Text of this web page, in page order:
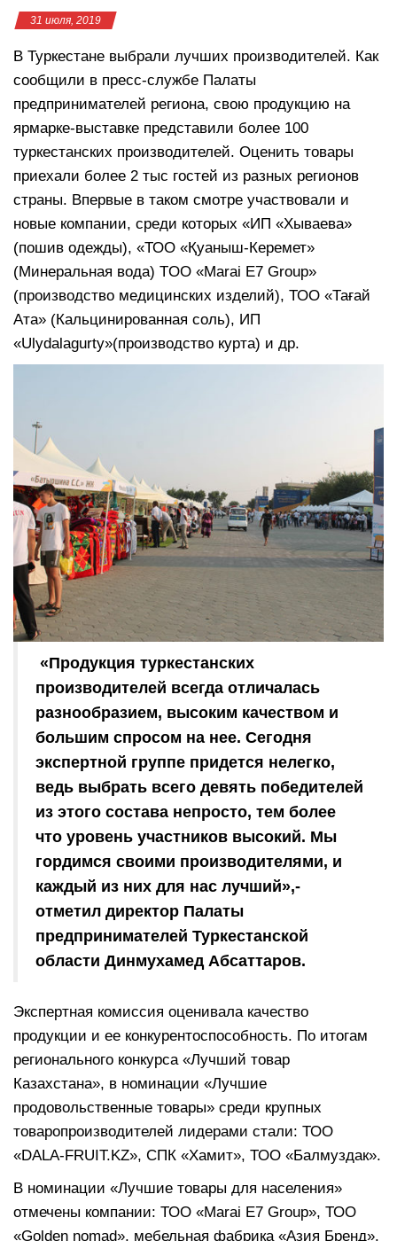
31 июля, 2019
В Туркестане выбрали лучших производителей. Как
сообщили в пресс-службе Палаты
предпринимателей региона, свою продукцию на
ярмарке-выставке представили более 100
туркестанских производителей. Оценить товары
приехали более 2 тыс гостей из разных регионов
страны. Впервые в таком смотре участвовали и
новые компании, среди которых «ИП «Хываева»
(пошив одежды), «ТОО «Қуаныш-Керемет»
(Минеральная вода) TOO «Marai E7 Group»
(производство медицинских изделий), ТОО «Тағай
Ата» (Кальцинированная соль), ИП
«Ulydalagurty»(производство курта) и др.
«Продукция туркестанских
производителей всегда отличалась
разнообразием, высоким качеством и
большим спросом на нее. Сегодня
экспертной группе придется нелегко,
ведь выбрать всего девять победителей
из этого состава непросто, тем более
что уровень участников высокий. Мы
гордимся своими производителями, и
каждый из них для нас лучший»,-
отметил директор Палаты
предпринимателей Туркестанской
области Динмухамед Абсаттаров.
Экспертная комиссия оценивала качество
продукции и ее конкурентоспособность. По итогам
регионального конкурса «Лучший товар
Казахстана», в номинации «Лучшие
продовольственные товары» среди крупных
товаропроизводителей лидерами стали: ТОО
«DALA-FRUIT.KZ», СПК «Хамит», ТОО «Балмуздак».
В номинации «Лучшие товары для населения»
отмечены компании: ТОО «Marai E7 Group», ТОО
«Golden nomad», мебельная фабрика «Азия Бренд».